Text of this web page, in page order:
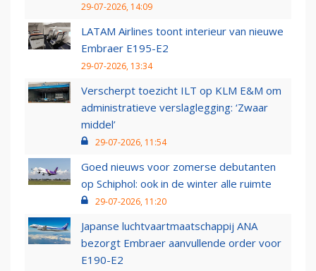
29-07-2026, 14:09
LATAM Airlines toont interieur van nieuwe
Embraer E195-E2
29-07-2026, 13:34
Verscherpt toezicht ILT op KLM E&M om
administratieve verslaglegging: ‘Zwaar
middel’
29-07-2026, 11:54
Goed nieuws voor zomerse debutanten
op Schiphol: ook in de winter alle ruimte
29-07-2026, 11:20
Japanse luchtvaartmaatschappij ANA
bezorgt Embraer aanvullende order voor
E190-E2